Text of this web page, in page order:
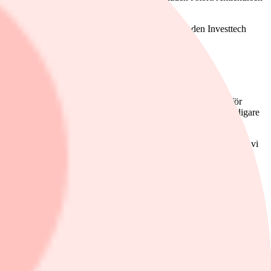
investeringshorisont (1-6 månader). OBS: Fonden Investtech
och en successivt ökande betalningsvilja för
framöver kan få en snabbare kursuppgång jämfört med tidigare
ABB är
. Det anser vi
över tid. Redan den 20 januari i år identifierade Investtechs